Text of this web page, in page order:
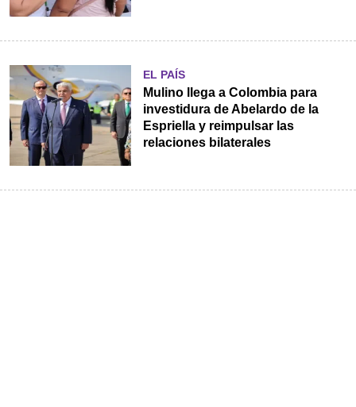
EL PAÍS
Mulino llega a Colombia para
investidura de Abelardo de la
Espriella y reimpulsar las
relaciones bilaterales